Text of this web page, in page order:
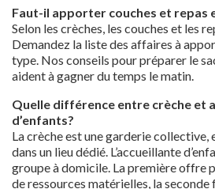
Faut-il apporter couches et repas
Selon les crèches, les couches et les
Demandez la liste des affaires à
type. Nos conseils pour préparer le
aident à gagner du temps le matin.
Quelle différence entre crèche et
d’enfants?
La crèche est une garderie collective,
dans un lieu dédié. L’accueillante
groupe à domicile. La première offre
de ressources matérielles, la